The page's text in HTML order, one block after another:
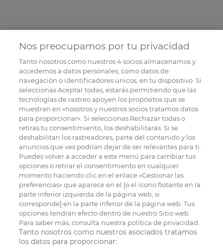
Nos preocupamos por tu privacidad
Tanto nosotros como nuestros4socios almacenamos y
accedemos a datos personales, como datos de
navegación o identificadores únicos, en tu dispositivo. Si
seleccionas Aceptar todas, estarás permitiendo que las
tecnologías de rastreo apoyen los propósitos que se
muestran en «nosotros y nuestros socios tratamos datos
para proporcionar». Si seleccionas Rechazar todas o
retiras tu consentimiento, los deshabilitarás. Si se
deshabilitan los rastreadores, parte del contenido y los
anuncios que ves podrían dejar de ser relevantes para ti.
Puedes volver a acceder a este menú para cambiar tus
opciones o retirar el consentimiento en cualquier
momento haciendo clic en el enlace «Gestionar las
preferencias» que aparece en el [o el ícono flotante en la
parte inferior izquierda de la página web, si
corresponde] en la parte inferior de la página web. Tus
opciones tendrán efecto dentro de nuestro Sitio web.
Para saber más, consulta nuestra política de privacidad.
Tanto nosotros como nuestros asociados tratamos
los datos para proporcionar: